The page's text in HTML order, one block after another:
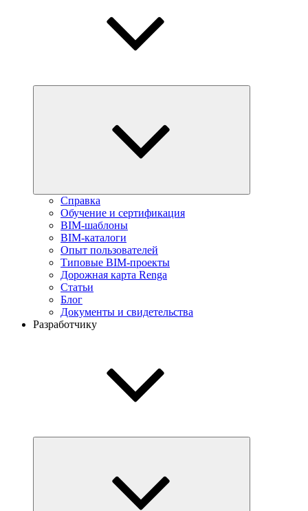
Справка
Обучение и сертификация
BIM-шаблоны
BIM-каталоги
Опыт пользователей
Типовые BIM-проекты
Дорожная карта Renga
Статьи
Блог
Документы и свидетельства
Разработчику